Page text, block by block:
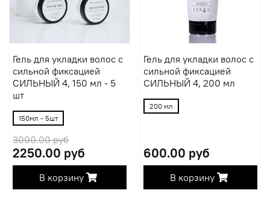
Гель для укладки волос с
сильной фиксацией
СИЛЬНЫЙ 4, 150 мл - 5
шт
150мл - 5шт
3000.00 руб
2250.00 руб
В корзину
Гель для укладки волос с
сильной фиксацией
СИЛЬНЫЙ 4, 200 мл
200 мл
600.00 руб
В корзину